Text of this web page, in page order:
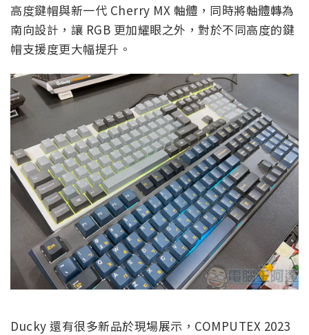
高度鍵帽與新一代 Cherry MX 軸體，同時將軸體轉為
南向設計，讓 RGB 更加耀眼之外，對於不同高度的鍵
帽支援度更大幅提升。
Ducky 還有很多新品於現場展示，COMPUTEX 2023